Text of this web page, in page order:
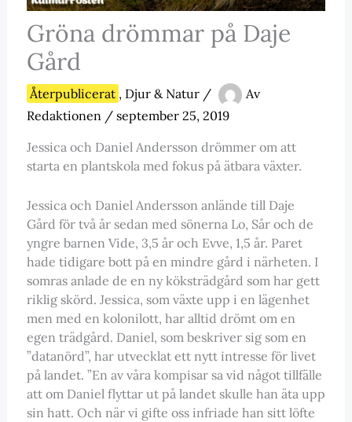
Gröna drömmar på Daje
Gård
Återpublicerat , Djur & Natur/
Av
Redaktionen / september 25, 2019
Jessica och Daniel Andersson drömmer om att
starta en plantskola med fokus på ätbara växter.
Jessica och Daniel Andersson anlände till Daje
Gård för två år sedan med sönerna Lo, Sår och de
yngre barnen Vide, 3,5 år och Evve, 1,5 år. Paret
hade tidigare bott på en mindre gård i närheten. I
somras anlade de en ny köksträdgård som har gett
riklig skörd. Jessica, som växte upp i en lägenhet
men med en kolonilott, har alltid drömt om en
egen trädgård. Daniel, som beskriver sig som en
”datanörd”, har utvecklat ett nytt intresse för livet
på landet. ”En av våra kompisar sa vid något tillfälle
att om Daniel flyttar ut på landet skulle han äta upp
sin hatt. Och när vi gifte oss infriade han sitt löfte